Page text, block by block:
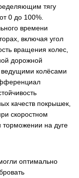
тягу
0 до 100%.
времени
включая угол
вращения колес,
дорожной
ведущими колёсами
качеств покрышек,
скоростном
на дуге
оптимально